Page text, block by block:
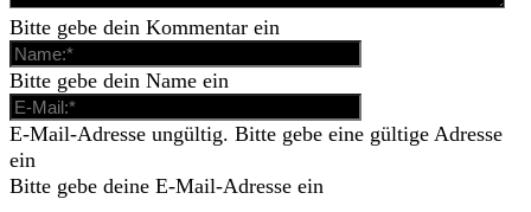
Bitte gebe dein Kommentar ein
Bitte gebe dein Name ein
E-Mail-Adresse ungültig. Bitte gebe eine gültige Adresse
ein
Bitte gebe deine E-Mail-Adresse ein